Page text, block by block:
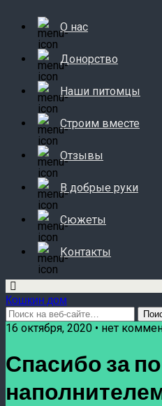
О нас
Донорство
Наши питомцы
Строим вместе
Отзывы
В добрые руки
Сюжеты
Контакты
Кошкин дом
16 октября, 2020 • нет
Спасибо за